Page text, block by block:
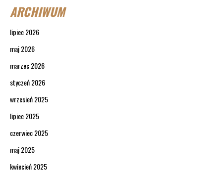
ARCHIWUM
lipiec 2026
maj 2026
marzec 2026
styczeń 2026
wrzesień 2025
lipiec 2025
czerwiec 2025
maj 2025
kwiecień 2025